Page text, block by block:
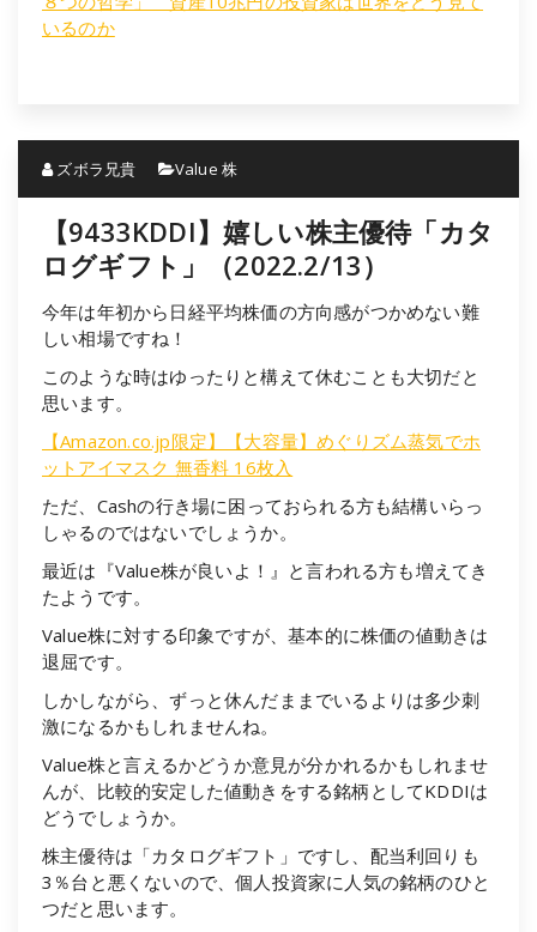
いるのか
ズボラ兄貴 Value 株
【9433KDDI】嬉しい株主優待「カタ
ログギフト」（2022.2/13）
今年は年初から日経平均株価の方向感がつかめない難
しい相場ですね！
このような時はゆったりと構えて休むことも大切だと
思います。
【Amazon.co.jp限定】【大容量】めぐりズム蒸気でホ
ットアイマスク 無香料 16枚入
ただ、Cashの行き場に困っておられる方も結構いらっ
しゃるのではないでしょうか。
最近は『Value株が良いよ！』と言われる方も増えてき
たようです。
Value株に対する印象ですが、基本的に株価の値動きは
退屈です。
しかしながら、ずっと休んだままでいるよりは多少刺
激になるかもしれませんね。
Value株と言えるかどうか意見が分かれるかもしれませ
んが、比較的安定した値動きをする銘柄としてKDDIは
どうでしょうか。
株主優待は「カタログギフト」ですし、配当利回りも
3％台と悪くないので、個人投資家に人気の銘柄のひと
つだと思います。